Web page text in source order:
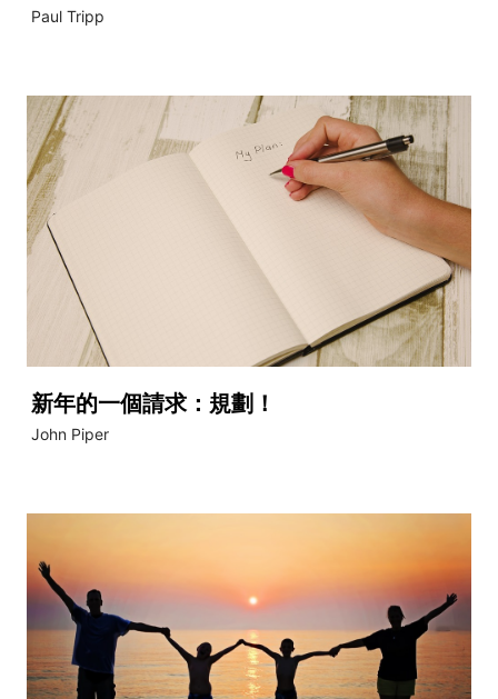
Paul Tripp
新年的一個請求：規劃！
John Piper